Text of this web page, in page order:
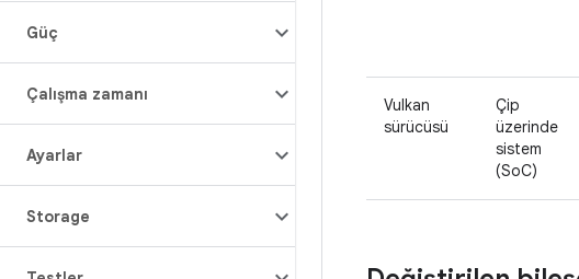
Güç
Çalışma zamanı
Ayarlar
Storage
Vulkan
sürücüsü
Çip
üzerinde
sistem
(SoC)